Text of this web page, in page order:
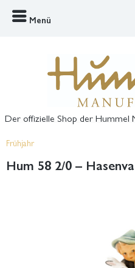
Menü
Der offizielle Shop der Hummel
Frühjahr
Hum 58 2/0 –